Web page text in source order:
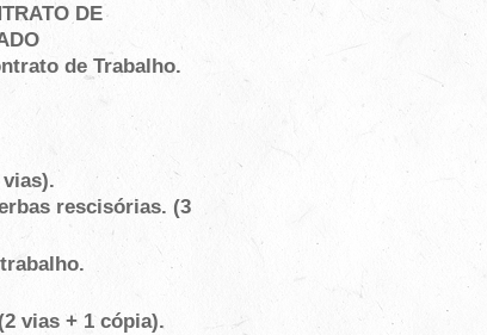
DE
de Trabalho.
rescisórias. (3
vias + 1 cópia).